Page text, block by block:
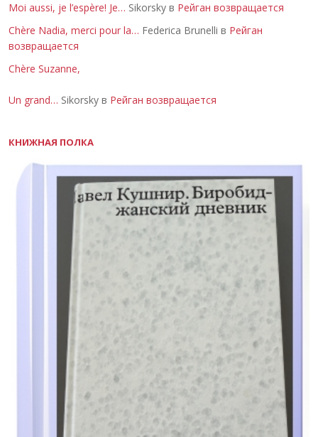
Moi aussi, je l’espère! Je… Sikorsky в Рейган возвращается
Chère Nadia, merci pour la… Federica Brunelli в Рейган
возвращается
Chère Suzanne,
Un grand… Sikorsky в Рейган возвращается
КНИЖНАЯ ПОЛКА